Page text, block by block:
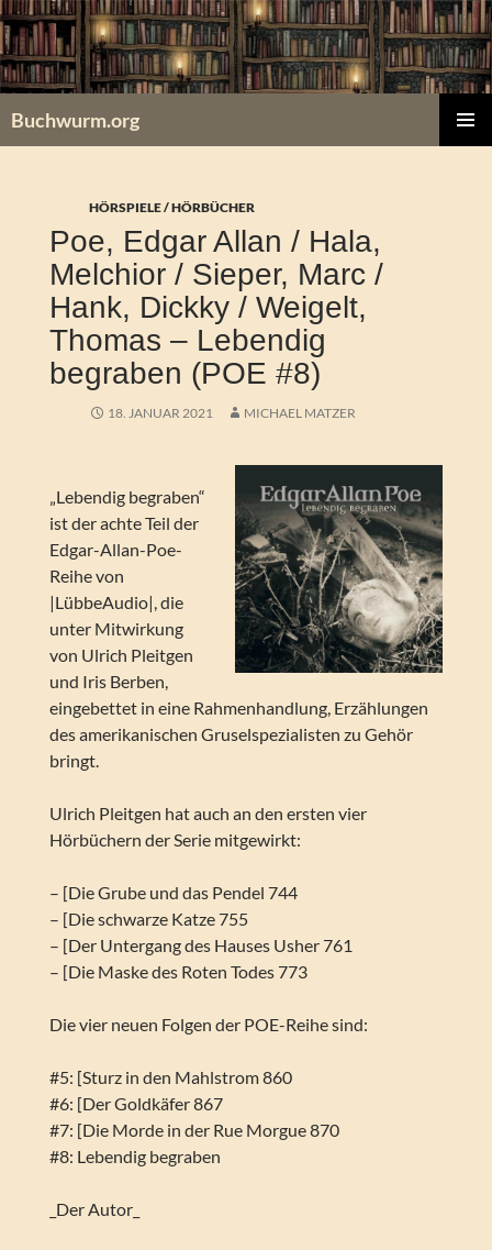
Zum
Inhalt
springen
Buchwurm.org
HÖRSPIELE / HÖRBÜCHER
Poe, Edgar Allan / Hala,
Melchior / Sieper, Marc /
Hank, Dickky / Weigelt,
Thomas – Lebendig
begraben (POE #8)
18. JANUAR 2021 MICHAEL MATZER
„Lebendig begraben“
ist der achte Teil der
Edgar-Allan-Poe-
Reihe von
|LübbeAudio|, die
unter Mitwirkung
von Ulrich Pleitgen
und Iris Berben,
eingebettet in eine Rahmenhandlung, Erzählungen
des amerikanischen Gruselspezialisten zu Gehör
bringt.
Ulrich Pleitgen hat auch an den ersten vier
Hörbüchern der Serie mitgewirkt:
– [Die Grube und das Pendel 744
– [Die schwarze Katze 755
– [Der Untergang des Hauses Usher 761
– [Die Maske des Roten Todes 773
Die vier neuen Folgen der POE-Reihe sind:
#5: [Sturz in den Mahlstrom 860
#6: [Der Goldkäfer 867
#7: [Die Morde in der Rue Morgue 870
#8: Lebendig begraben
_Der Autor_